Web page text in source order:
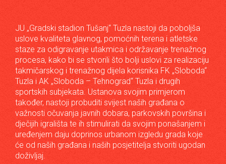
JU „Gradski stadion Tušanj“ Tuzla nastoji da poboljša
uslove kvaliteta glavnog, pomoćnih terena i atletske
staze za odigravanje utakmica i održavanje trenažnog
procesa, kako bi se stvorili što bolji uslovi za realizaciju
takmičarskog i trenažnog dijela korisnika FK „Sloboda“
Tuzla i AK „Sloboda – Tehnograd“ Tuzla i drugih
sportskih subjekata. Ustanova svojim primjerom
također, nastoji probuditi svijest naših građana o
važnosti očuvanja javnih dobara, parkovskih površina i
dječijih igrališta te ih stimulirati da svojim ponašanjem i
uređenjem daju doprinos urbanom izgledu grada koje
će od naših građana i naših posjetitelja stvoriti ugodan
doživljaj.